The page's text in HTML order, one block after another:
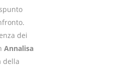
dei
Annalisa
della